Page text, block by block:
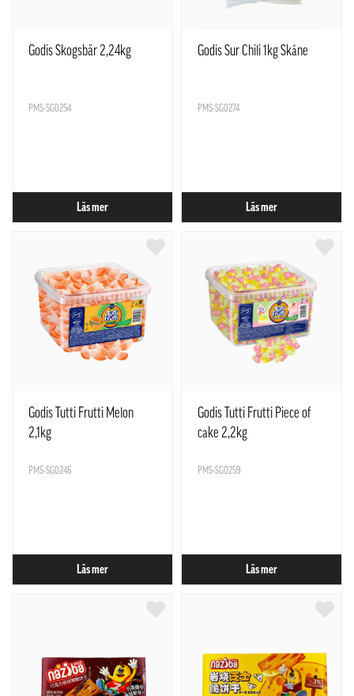
Godis Skogsbär 2,24kg
PMS-SG0254
Läs mer
Godis Sur Chili 1kg Skåne
PMS-SG0274
Läs mer
Godis Tutti Frutti Melon
2,1kg
PMS-SG0246
Läs mer
Godis Tutti Frutti Piece of
cake 2,2kg
PMS-SG0259
Läs mer